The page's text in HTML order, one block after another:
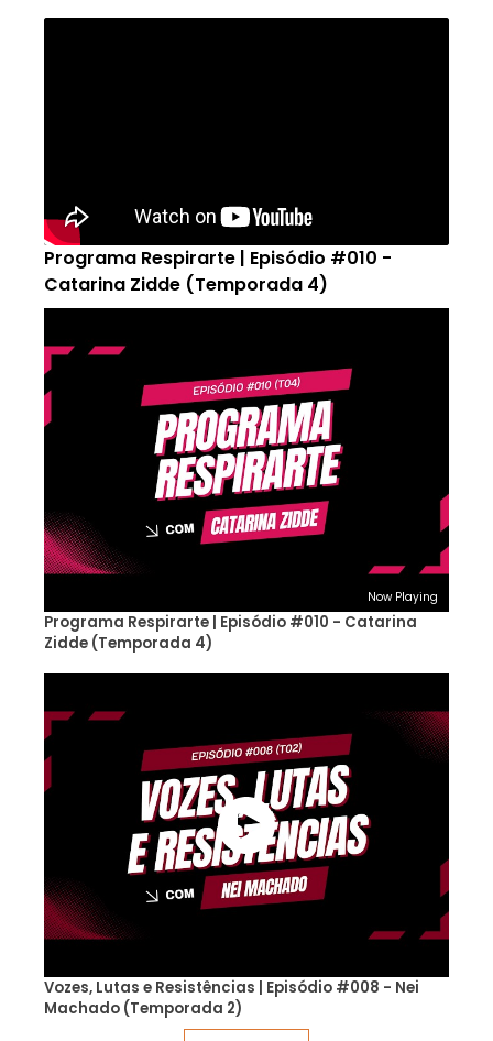
Programa Respirarte | Episódio #010 -
Catarina Zidde (Temporada 4)
Now Playing
Programa Respirarte | Episódio #010 - Catarina
Zidde (Temporada 4)
Vozes, Lutas e Resistências | Episódio #008 - Nei
Machado (Temporada 2)